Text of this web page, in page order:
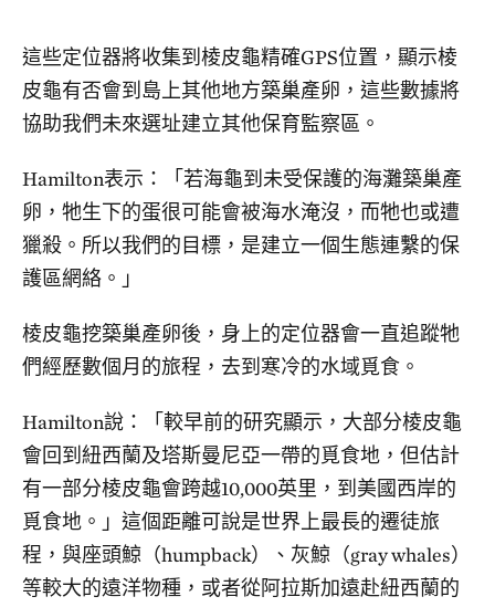
這些定位器將收集到棱皮龜精確GPS位置，顯示棱
皮龜有否會到島上其他地方築巢產卵，這些數據將
協助我們未來選址建立其他保育監察區。
Hamilton表示：「若海龜到未受保護的海灘築巢產
卵，牠生下的蛋很可能會被海水淹沒，而牠也或遭
獵殺。所以我們的目標，是建立一個生態連繫的保
護區網絡。」
棱皮龜挖築巢產卵後，身上的定位器會一直追蹤牠
們經歷數個月的旅程，去到寒冷的水域覓食。
Hamilton說：「較早前的研究顯示，大部分棱皮龜
會回到紐西蘭及塔斯曼尼亞一帶的覓食地，但估計
有一部分棱皮龜會跨越10,000英里，到美國西岸的
覓食地。」這個距離可說是世界上最長的遷徒旅
程，與座頭鯨（humpback）、灰鯨（gray whales）
等較大的遠洋物種，或者從阿拉斯加遠赴紐西蘭的